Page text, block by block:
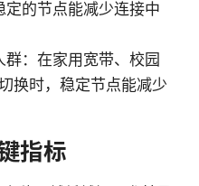
的节点能减少连接中
：在家用宽带、校园
换时，稳定节点能减少
指标